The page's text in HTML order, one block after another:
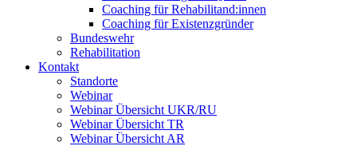
Coaching für Rehabilitand:innen
Coaching für Existenzgründer
Bundeswehr
Rehabilitation
Kontakt
Standorte
Webinar
Webinar Übersicht UKR/RU
Webinar Übersicht TR
Webinar Übersicht AR